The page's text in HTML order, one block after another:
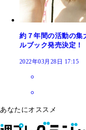
約７年間の活動の集
ルブック発売決定！
2022年03月28日 17:15
あなたにオススメ